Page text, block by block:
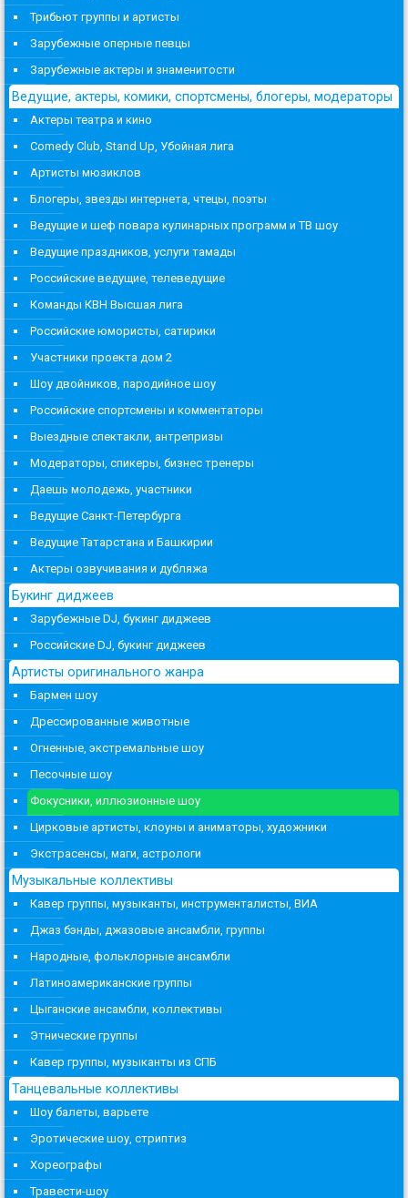
Трибьют группы и артисты
Зарубежные оперные певцы
Зарубежные актеры и знаменитости
Ведущие, актеры, комики, спортсмены, блогеры, модераторы
Актеры театра и кино
Comedy Club, Stand Up, Убойная лига
Артисты мюзиклов
Блогеры, звезды интернета, чтецы, поэты
Ведущие и шеф повара кулинарных программ и ТВ шоу
Ведущие праздников, услуги тамады
Российские ведущие, телеведущие
Команды КВН Высшая лига
Российские юмористы, сатирики
Участники проекта дом 2
Шоу двойников, пародийное шоу
Российские спортсмены и комментаторы
Выездные спектакли, антрепризы
Модераторы, спикеры, бизнес тренеры
Даешь молодежь, участники
Ведущие Санкт-Петербурга
Ведущие Татарстана и Башкирии
Актеры озвучивания и дубляжа
Букинг диджеев
Зарубежные DJ, букинг диджеев
Российские DJ, букинг диджеев
Артисты оригинального жанра
Бармен шоу
Дрессированные животные
Огненные, экстремальные шоу
Песочные шоу
Фокусники, иллюзионные шоу
Цирковые артисты, клоуны и аниматоры, художники
Экстрасенсы, маги, астрологи
Музыкальные коллективы
Кавер группы, музыканты, инструменталисты, ВИА
Джаз бэнды, джазовые ансамбли, группы
Народные, фольклорные ансамбли
Латиноамериканские группы
Цыганские ансамбли, коллективы
Этнические группы
Кавер группы, музыканты из СПБ
Танцевальные коллективы
Шоу балеты, варьете
Эротические шоу, стриптиз
Хореографы
Травести-шоу